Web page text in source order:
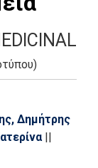
Δημήτρης
||